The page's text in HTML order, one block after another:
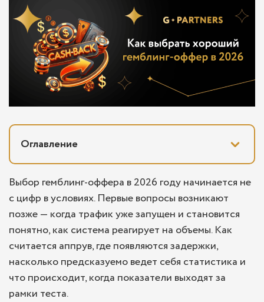
Оглавление
Выбор гемблинг-офферов в 2026 году
Ключевые факторы при выборе гемблинг-
оффера
Репутация и лицензия
Ассортимент игр и вариантов ставок
Мобильное приложение и интерфейс
Выбор гемблинг-оффера в 2026 году начинается не
с цифр в условиях. Первые вопросы возникают
позже — когда трафик уже запущен и становится
понятно, как система реагирует на объемы. Как
считается аппрув, где появляются задержки,
насколько предсказуемо ведет себя статистика и
что происходит, когда показатели выходят за
рамки теста.